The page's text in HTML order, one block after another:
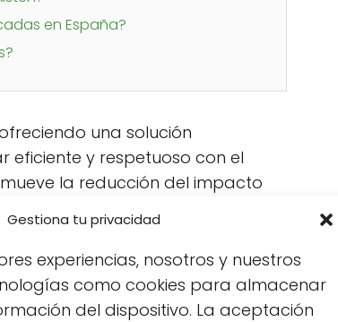
Gestiona tu privacidad
experiencias, nosotros y nuestros
como cookies para almacenar
del dispositivo. La aceptación
en España?
una solución
eficiente y respetuoso con el
la reducción del impacto
modernas de diseño y